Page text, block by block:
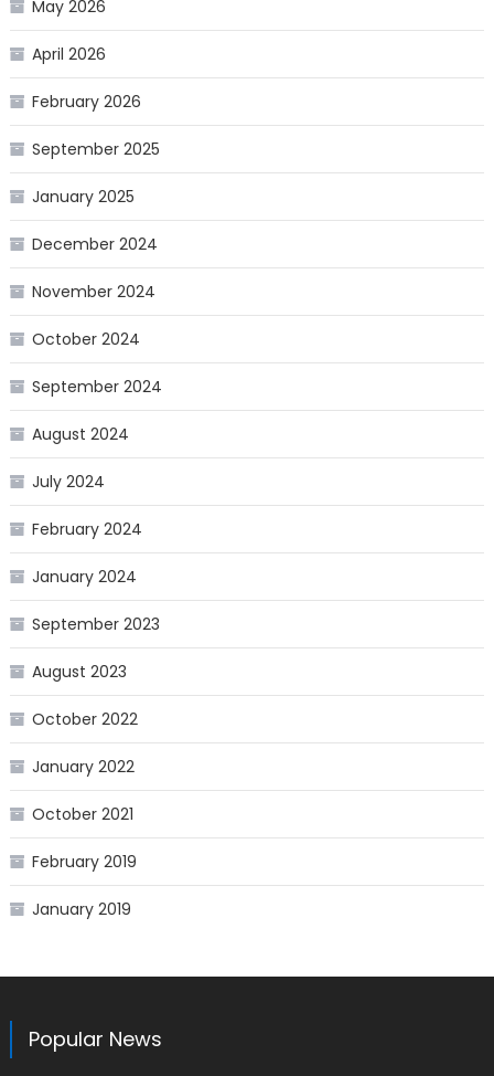
May 2026
April 2026
February 2026
September 2025
January 2025
December 2024
November 2024
October 2024
September 2024
August 2024
July 2024
February 2024
January 2024
September 2023
August 2023
October 2022
January 2022
October 2021
February 2019
January 2019
Popular News